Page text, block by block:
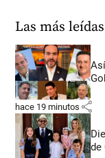
Las más leídas
hace 19 minutos share
de